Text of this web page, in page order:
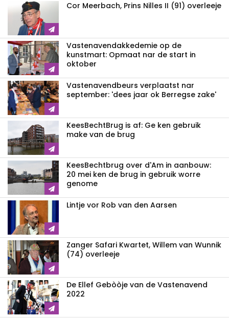
Cor Meerbach, Prins Nilles II (91) overleeje
Vastenavend­akkedemie op de
kunstmart: Opmaat nar de start in
oktober
Vastenavendbeurs verplaatst nar
september: 'dees jaar ok Berregse zake'
KeesBechtBrug is af: Ge ken gebruik
make van de brug
KeesBechtbrug over d'Am in aanbouw:
20 mei ken de brug in gebruik worre
genome
Lintje vor Rob van den Aarsen
Zanger Safari Kwartet, Willem van Wunnik
(74) overleeje
De Ellef Gebòòje van de Vastenavend
2022